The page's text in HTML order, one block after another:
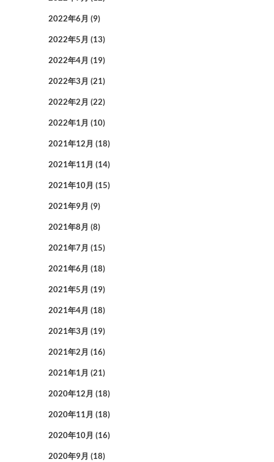
2022年6月 (9)
2022年5月 (13)
2022年4月 (19)
2022年3月 (21)
2022年2月 (22)
2022年1月 (10)
2021年12月 (18)
2021年11月 (14)
2021年10月 (15)
2021年9月 (9)
2021年8月 (8)
2021年7月 (15)
2021年6月 (18)
2021年5月 (19)
2021年4月 (18)
2021年3月 (19)
2021年2月 (16)
2021年1月 (21)
2020年12月 (18)
2020年11月 (18)
2020年10月 (16)
2020年9月 (18)